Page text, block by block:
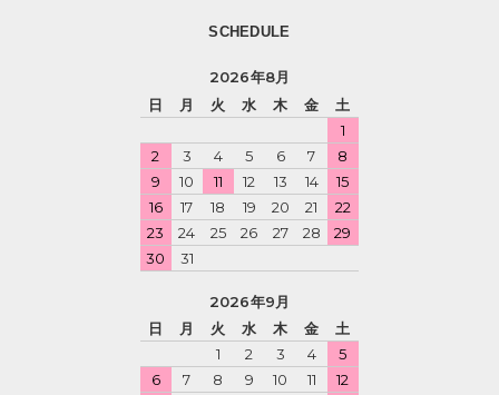
SCHEDULE
2026年8月
日
月 火 水 木 金
土
1
2
3 4 5 6 7
8
9
10 11 12 13 14
15
16
17 18 19 20 21
22
23
24 25 26 27 28
29
30
31
2026年9月
日
月 火 水 木 金
土
1
2 3 4
5
6
7 8 9 10 11
12